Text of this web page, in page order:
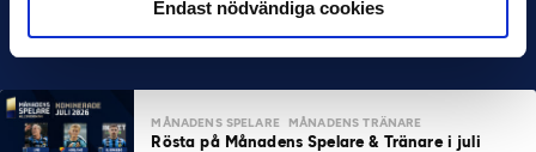
Endast nödvändiga cookies
MÅNADENS SPELARE MÅNADENS TRÄNARE
Rösta på Månadens Spelare & Tränare i juli